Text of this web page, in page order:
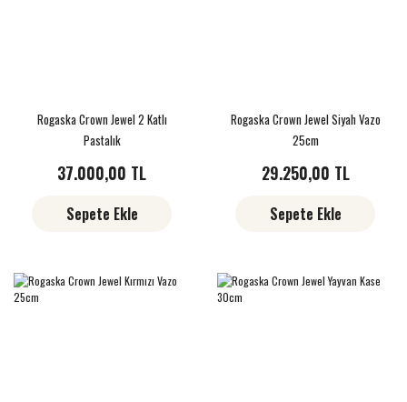
Rogaska Crown Jewel 2 Katlı
Pastalık
37.000,00 TL
Sepete Ekle
Rogaska Crown Jewel Siyah Vazo
25cm
29.250,00 TL
Sepete Ekle